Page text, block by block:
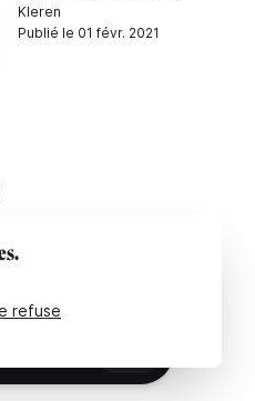
Kleren
Publié le 01 févr. 2021
Contactez-nous
refuse